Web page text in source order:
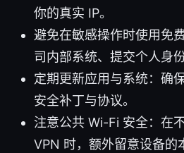
你的真实 IP。
避免在敏感操作时使用免
司内部系统、提交个人身
定期更新应用与系统：确
安全补丁与协议。
注意公共 Wi-Fi 安全：在
VPN 时，额外留意设备的